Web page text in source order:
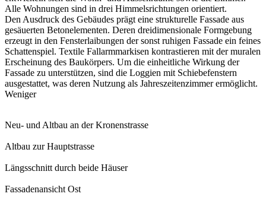
Alle Wohnungen sind in drei Himmelsrichtungen orientiert.
Den Ausdruck des Gebäudes prägt eine strukturelle Fassade aus
gesäuerten Betonelementen. Deren dreidimensionale Formgebung
erzeugt in den Fensterlaibungen der sonst ruhigen Fassade ein feines
Schattenspiel. Textile Fallarmmarkisen kontrastieren mit der muralen
Erscheinung des Baukörpers. Um die einheitliche Wirkung der
Fassade zu unterstützen, sind die Loggien mit Schiebefenstern
ausgestattet, was deren Nutzung als Jahreszeitenzimmer ermöglicht.
Weniger
Neu- und Altbau an der Kronenstrasse
Altbau zur Hauptstrasse
Längsschnitt durch beide Häuser
Fassadenansicht Ost